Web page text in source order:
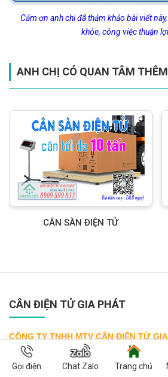
Cảm ơn anh chị đã thảm khảo bài viết
khỏe, công việc thuận
ANH CHỊ CÓ QUAN TÂM
CÂN SÀN ĐIỆN TỬ
CÂN ĐIỆN TỬ GIA PHÁT
CÔNG TY TNHH MTV CÂN ĐIỆN TỬ
Mã số thuế: 3 6 0 3 4 0 3 6 0 7
Gọi điện Chat Zalo Trang chủ